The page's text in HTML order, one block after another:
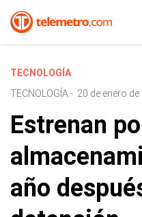
TECNOLOGÍA
TECNOLOGÍA - 20 de enero
Estrenan
año